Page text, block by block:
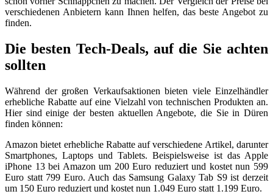
verschiedenen Anbietern kann Ihnen helfen, das beste Angebot zu
finden.
Die besten Tech-Deals, auf die Sie achten
sollten
Während der großen Verkaufsaktionen bieten viele Einzelhändler
erhebliche Rabatte auf eine Vielzahl von technischen Produkten an.
Hier sind einige der besten aktuellen Angebote, die Sie in Düren
finden können:
Amazon bietet erhebliche Rabatte auf verschiedene Artikel, darunter
Smartphones, Laptops und Tablets. Beispielsweise ist das Apple
iPhone 13 bei Amazon um 200 Euro reduziert und kostet nun 599
Euro statt 799 Euro. Auch das Samsung Galaxy Tab S9 ist derzeit
um 150 Euro reduziert und kostet nun 1.049 Euro statt 1.199 Euro.